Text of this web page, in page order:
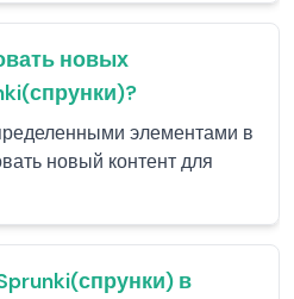
новых
элементами в
новый контент для
в